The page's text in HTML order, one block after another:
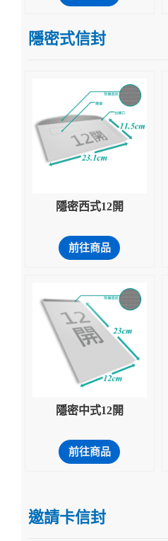
隱密式信封
隱密西式12開
前往商品
隱密中式12開
前往商品
邀請卡信封